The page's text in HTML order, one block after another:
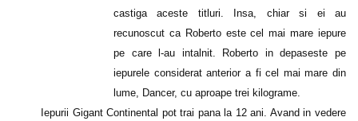
castiga aceste titluri. Insa, chiar si ei au
recunoscut ca Roberto este cel mai mare iepure
pe care l-au intalnit. Roberto in depaseste pe
iepurele considerat anterior a fi cel mai mare din
lume, Dancer, cu aproape trei kilograme.
Iepurii Gigant Continental pot trai pana la 12 ani. Avand in vedere